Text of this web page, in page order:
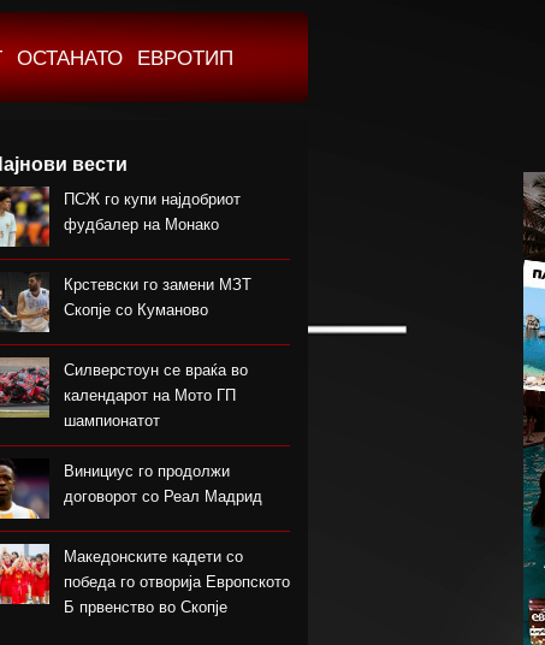
ОСТАНАТО ЕВРОТИП
вести
ПСЖ го купи најдобриот
фудбалер на Монако
Крстевски го замени МЗТ
Скопје со Куманово
Силверстоун се враќа во
календарот на Мото ГП
шампионатот
Винициус го продолжи
договорот со Реал Мадрид
Македонските кадети со
победа го отворија Европското
Б првенство во Скопје